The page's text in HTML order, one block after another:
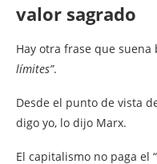
valor sagrado
Hay otra frase que suena
límites”.
Desde el punto de vista
digo yo, lo dijo Marx.
El capitalismo no paga el